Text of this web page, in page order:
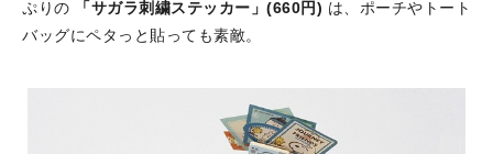
ぷりの
「サガラ刺繍ステッカー」(660円) は、ポーチやトート
バッグにペタっと貼っても素敵。